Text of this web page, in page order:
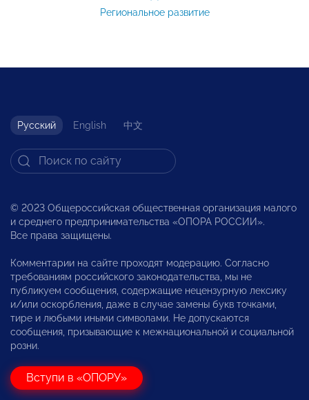
Региональное развитие
Русский English 中文
© 2023 Общероссийская общественная организация малого
и среднего предпринимательства «ОПОРА РОССИИ».
Все права защищены.
Комментарии на сайте проходят модерацию. Согласно
требованиям российского законодательства, мы не
публикуем сообщения, содержащие нецензурную лексику
и/или оскорбления, даже в случае замены букв точками,
тире и любыми иными символами. Не допускаются
сообщения, призывающие к межнациональной и социальной
розни.
Вступи в «ОПОРУ»